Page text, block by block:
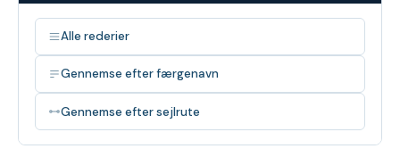
Alle rederier
Gennemse efter færgenavn
Gennemse efter sejlrute